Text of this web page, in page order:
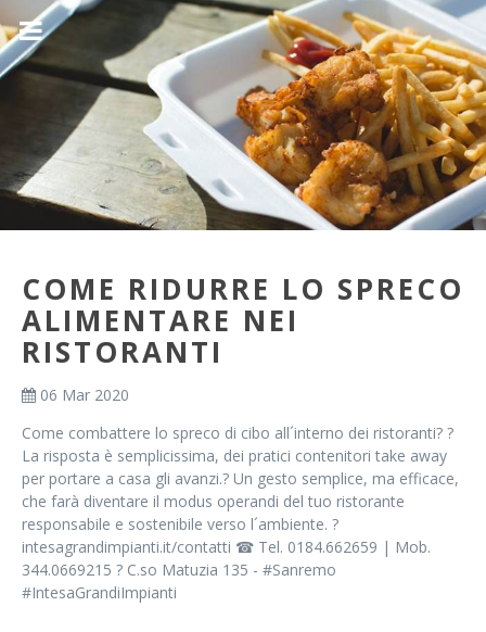
COME RIDURRE LO SPRECO
ALIMENTARE NEI
RISTORANTI
06 Mar 2020
Come combattere lo spreco di cibo all´interno dei ristoranti? ?
La risposta è semplicissima, dei pratici contenitori take away
per portare a casa gli avanzi.? Un gesto semplice, ma efficace,
che farà diventare il modus operandi del tuo ristorante
responsabile e sostenibile verso l´ambiente. ?
intesagrandimpianti.it/contatti ☎ Tel. 0184.662659 | Mob.
344.0669215 ? C.so Matuzia 135 - #Sanremo
#IntesaGrandiImpianti